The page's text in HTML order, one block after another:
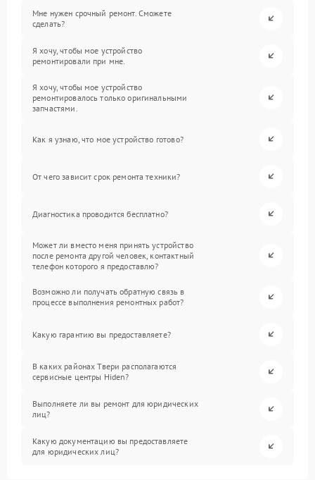
Мне нужен срочный ремонт. Сможете
сделать?
Я хочу, чтобы мое устройство
ремонтировали при мне.
Я хочу, чтобы мое устройство
ремонтировалось только оригинальными
запчастями.
Как я узнаю, что мое устройство готово?
От чего зависит срок ремонта техники?
Диагностика проводится бесплатно?
Может ли вместо меня принять устройство
после ремонта другой человек, контактный
телефон которого я предоставлю?
Возможно ли получать обратную связь в
процессе выполнения ремонтных работ?
Какую гарантию вы предоставляете?
В каких районах Твери располагаются
сервисные центры Hiden?
Выполняете ли вы ремонт для юридических
лиц?
Какую документацию вы предоставляете
для юридических лиц?